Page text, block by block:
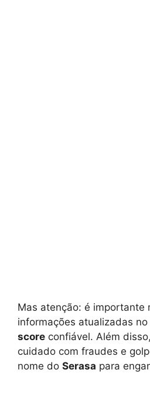
Mas atenção: é importante
informações atualizadas no
score confiável. Além
cuidado com fraudes e
nome do Serasa para